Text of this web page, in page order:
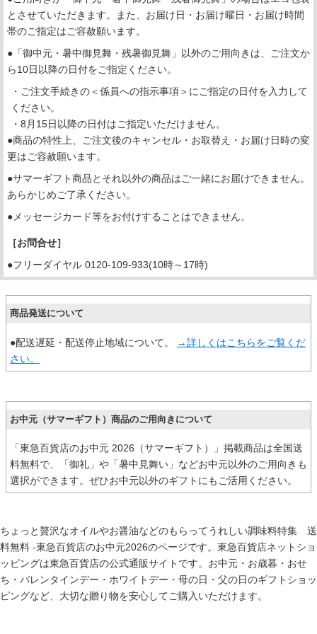
とさせていただきます。また、お届け日・お届け曜日・お届け時間
帯のご指定はご容赦願います。
●「御中元・暑中御見舞・残暑御見舞」以外のご用向きは、ご注文か
ら10日以降の日付をご指定ください。
・ご注文手続きの＜係員への指示事項＞にご指定の日付を入力して
ください。
・8月15日以降の日付はご指定いただけません。
●商品の特性上、ご注文後のキャンセル・お取替え・お届け日時の変
更はご容赦願います。
●サマーギフト商品とそれ以外の商品はご一緒にお届けできません。
あらかじめご了承ください。
●メッセージカード等をお付けすることはできません。
［お問合せ］
●フリーダイヤル 0120-109-933(10時～17時)
商品発送について
●配送遅延・配送停止地域について。
→詳しくはこちらをご覧くだ
さい。
お中元（サマーギフト）商品のご用向きについて
「東急百貨店のお中元 2026（サマーギフト）」掲載商品は全国送
料無料で、「御礼」や「暑中見舞い」などお中元以外のご用向きも
選択ができます。ぜひお中元以外のギフトにもご活用ください。
ちょっと贅沢なオイルやお醤油などのもらってうれしい調味料特集 送
料無料 -東急百貨店のお中元2026のページです。東急百貨店ネットショ
ッピングは東急百貨店の公式通販サイトです。 お中元 ・ お歳暮 ・ おせ
ち ・ バレンタインデー ・ ホワイトデー ・ 母の日 ・ 父の日のギフトショッ
ピングなど、大切な贈り物を安心してご購入いただけます。